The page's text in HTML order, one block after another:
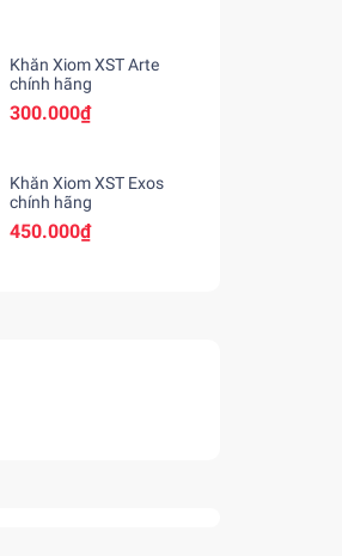
Khăn Xiom XST Arte
chính hãng
300.000₫
Khăn Xiom XST Exos
chính hãng
450.000₫